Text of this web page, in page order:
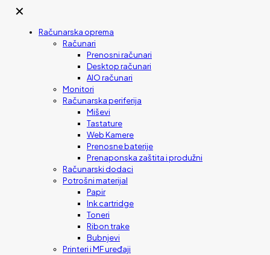
✕
Računarska oprema
Računari
Prenosni računari
Desktop računari
AIO računari
Monitori
Računarska periferija
Miševi
Tastature
Web Kamere
Prenosne baterije
Prenaponska zaštita i produžni
Računarski dodaci
Potrošni materijal
Papir
Ink cartridge
Toneri
Ribon trake
Bubnjevi
Printeri i MF uređaji